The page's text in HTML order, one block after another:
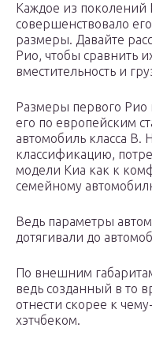
Каждое из поколений
совершенствовало
размеры. Давайте
Рио, чтобы сравнить
вместительность и
Размеры первого Рио
его по европейским
автомобиль класса В.
классификацию,
модели Киа как к
семейному
Ведь параметры
дотягивали до
По внешним
ведь созданный в то
отнести скорее к
хэтчбеком.